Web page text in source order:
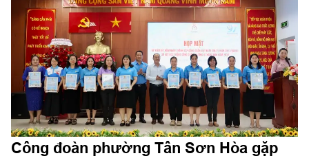
phòng, Chủ tịch Hội đồng; Trung tướng, PGS, TS Hoàng Văn
Minh, nguyên Giám đốc Học viện Lục quân, phó Chủ tịch Hội
đồng, đồng chủ trì nghiệm thu.
Công đoàn phường Tân Sơn Hòa gặp